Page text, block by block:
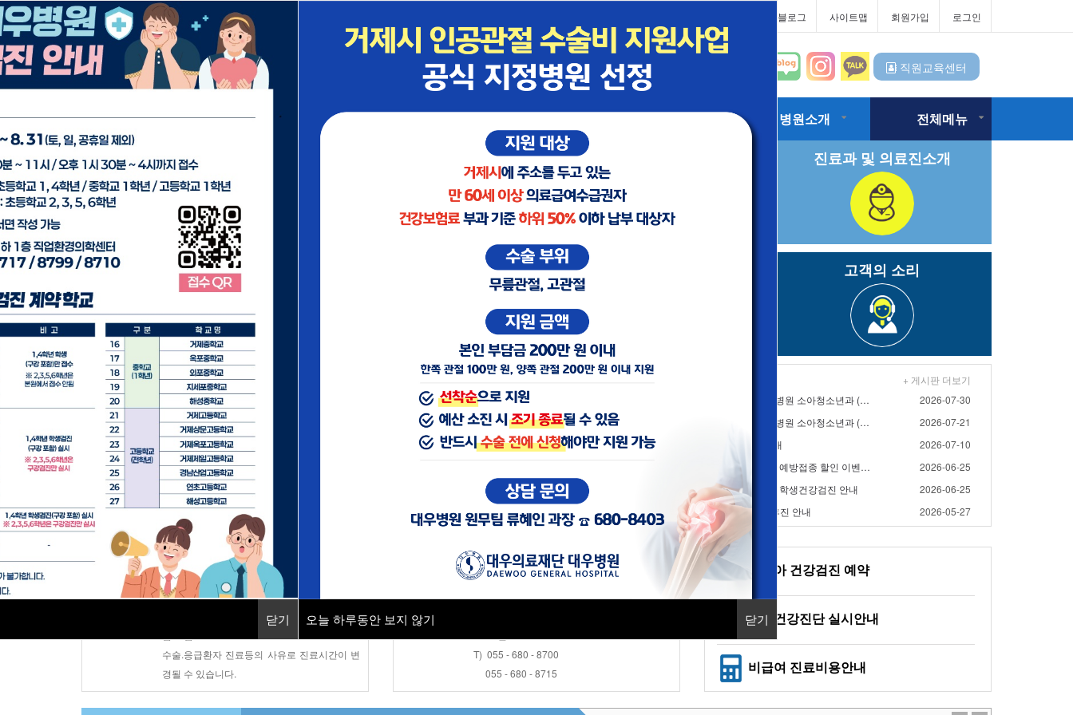
닫기 오늘 하루동안 보지 않기 닫기
닫기
북마크 접속자 77 대우병원블로그 사이트맵 회원가입 로그인
직원교육센터
HOME 진료안내 진료센터 이용안내 병원소식&공지 병원소개 전체메뉴
prev next
진료과 및 의료진소개
고객의 소리
지역응급의료기관 근로자건강센터
직업환경의학센터
채용공고
병원소식
+ 게시판 더보기
- 2026년 8월 대우병원 소아청소년과 (영유아검진) 검…
2026-07-30
- 2026년 7월 대우병원 소아청소년과 (영유아검진) 검…
2026-07-21
- 7/17(금) 휴진 안내
2026-07-10
- 2026년 대우병원 예방접종 할인 이벤트 연장 안내
2026-06-25
- 2026년 대우병원 학생건강검진 안내
2026-06-25
- 6/3(수), 6/6(토) 휴진 안내
2026-05-27
진료시간안내
평 일 : AM 08:30 ~ PM 17:30
토 요 일 : AM 08:30 ~ PM 12:30
수술.응급환자 진료등의 사유로 진료시간이 변
경될 수 있습니다.
채용검진 접수안내
오 전 : AM 08:30 ~ AM 11:30
T) 055 - 680 - 8700
055 - 680 - 8715
영유아 건강검진 예약
일반건강진단 실시안내
비급여 진료비용안내